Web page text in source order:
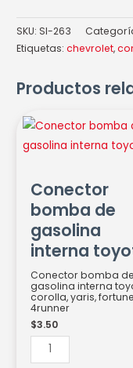
SKU: SI-263
Etiquetas:chevrolet,
Productos
Conector
bomba de
gasolina
interna
Conector bomba de
gasolina interna
corolla, yaris,
4runner
$3.50
Conector
bomba
interna
toyota
cantidad